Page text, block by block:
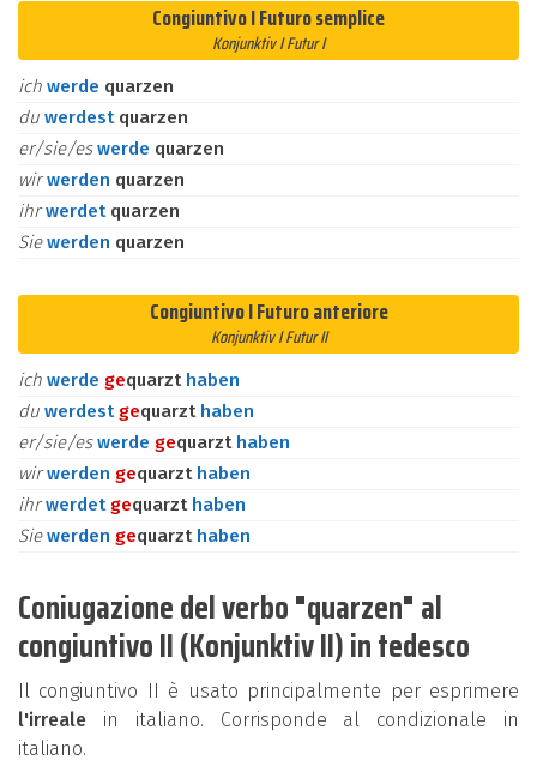
Congiuntivo I Futuro semplice
Konjunktiv I Futur I
ich werde quarzen
du werdest quarzen
er/sie/eswerde quarzen
wirwerden quarzen
ihrwerdet quarzen
Siewerden quarzen
Congiuntivo I Futuro anteriore
Konjunktiv I Futur II
ich werde gequarzt haben
du werdest gequarzt haben
er/sie/eswerde gequarzt haben
wirwerden gequarzt haben
ihrwerdet gequarzt haben
Siewerden gequarzt haben
Coniugazione del verbo "quarzen" al
congiuntivo II (Konjunktiv II) in tedesco
Il congiuntivo II è usato principalmente per esprimere
l'irreale in italiano. Corrisponde al condizionale in
italiano.